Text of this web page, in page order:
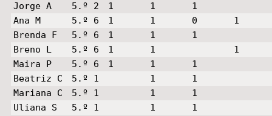
Jorge A
5.º 2 1 1
1
Ana M
5.º 6 1 1 0
1
Brenda F
5.º 6 1 1
1
Breno L
5.º 6 1 1
1
Maira P
5.º 6 1 1
1
Beatriz C
5.º 1 1
1
Mariana C
5.º 1 1
1
Uliana S
5.º 1 1
1